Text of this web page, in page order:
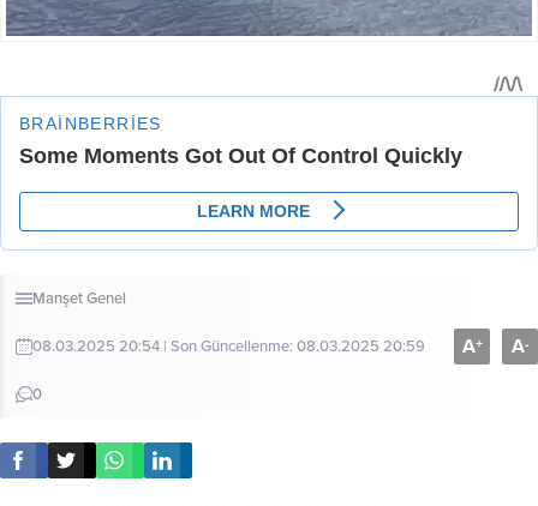
ManşetGenel
08.03.2025 20:54 | Son Güncellenme: 08.03.2025 20:59
0
A+ A-